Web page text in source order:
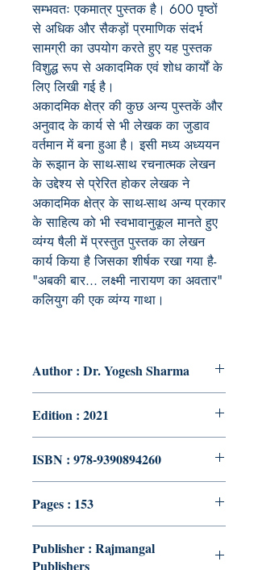
सम्भवतः एकमात्र पुस्तक है। 600 पृष्ठों
से अधिक और सैकड़ों प्रमाणिक संदर्भ
सामग्री का उपयोग करते हुए यह पुस्तक
विशुद्ध रूप से अकादमिक एवं शोध कार्यों के
लिए लिखी गई है।
अकादमिक क्षेत्र की कुछ अन्य पुस्तकें और
अनुवाद के कार्य से भी लेखक का जुडाव
वर्तमान में बना हुआ है। इसी मध्य अध्ययन
के रूझान के साथ-साथ रचनात्मक लेखन
के उद्देश्य से प्रेरित होकर लेखक ने
अकादमिक क्षेत्र के साथ-साथ अन्य प्रकार
के साहित्य को भी स्वभावानुकूल मानते हुए
व्यंग्य षैली में प्रस्तुत पुस्तक का लेखन
कार्य किया है जिसका शीर्षक रखा गया है-
"अबकी बार... लक्ष्मी नारायण का अवतार"
कलियुग की एक व्यंग्य गाथा।
Author : Dr. Yogesh Sharma
Edition : 2021
ISBN : 978-9390894260
Pages : 153
Publisher : Rajmangal
Publishers